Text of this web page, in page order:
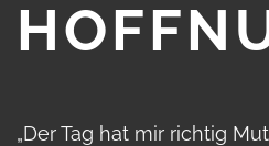
„Der Tag hat mir richtig